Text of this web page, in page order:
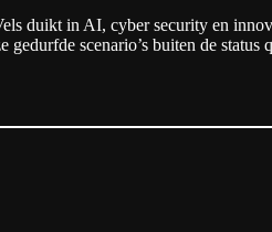
duikt in AI, cyber security en
scenario’s buiten de status